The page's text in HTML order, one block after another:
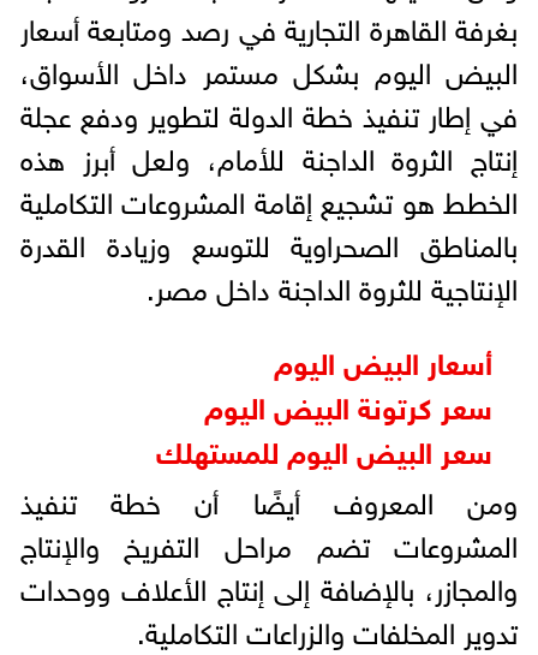
بغرفة القاهرة التجارية في رصد ومتابعة أسعار
البيض اليوم بشكل مستمر داخل الأسواق،
في إطار تنفيذ خطة الدولة لتطوير ودفع عجلة
إنتاج الثروة الداجنة للأمام، ولعل أبرز هذه
الخطط هو تشجيع إقامة المشروعات التكاملية
بالمناطق الصحراوية للتوسع وزيادة القدرة
الإنتاجية للثروة الداجنة داخل مصر.
أسعار البيض اليوم
سعر كرتونة البيض اليوم
سعر البيض اليوم للمستهلك
ومن المعروف أيضًا أن خطة تنفيذ
المشروعات تضم مراحل التفريخ والإنتاج
والمجازر، بالإضافة إلى إنتاج الأعلاف ووحدات
تدوير المخلفات والزراعات التكاملية.